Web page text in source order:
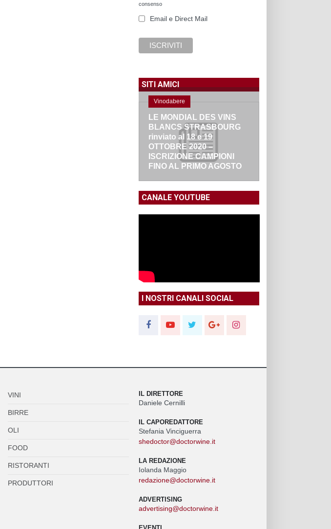
consenso
Email e Direct Mail
SITI AMICI
Vinodabere
LE MONDIAL DES VINS
BLANCS STRASBOURG
rinviato al 18 e 19
OTTOBRE 2020 –
ISCRIZIONE CAMPIONI
FINO AL PRIMO AGOSTO
CANALE YOUTUBE
I NOSTRI CANALI SOCIAL
VINI
BIRRE
OLI
FOOD
RISTORANTI
PRODUTTORI
IL DIRETTORE
Daniele Cernilli
IL CAPOREDATTORE
Stefania Vinciguerra
shedoctor@doctorwine.it
LA REDAZIONE
Iolanda Maggio
redazione@doctorwine.it
ADVERTISING
advertising@doctorwine.it